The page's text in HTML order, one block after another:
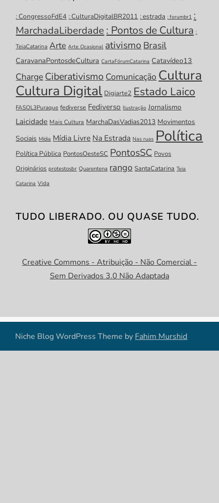
: CongressoFdE4 : CulturaDigitalBR2011 : estrada : forumbr1 :
MarchadaLiberdade : Pontos de Cultura :
TeiaCatarina Arte Arte Ocasional ativismo Brasil
CaravanaPontosdeCultura CartaFórumCatarina Catavídeo13
Charge Ciberativismo Comunicação Cultura
Cultura Digital Digiarte2 Estado Laico
FASOL3Puraque fediverse Fediverso Ilustração Jornalismo
Laicidade Mais Cultura MarchaDasVadias2013 Movimentos
Sociais Mídia Mídia Livre Na Estrada Nas ruas Política
Política Pública PontosOesteSC PontosSC Povos
Originários protestosbr Quarentena rango SantaCatarina Teia
Catarina Vida
TUDO LIBERADO. OU QUASE TUDO.
Creative Commons - Atribuição - Não Comercial -
Sem Derivados 3.0 Não Adaptada
Niche Blog WordPress Theme by Fahim Murshid